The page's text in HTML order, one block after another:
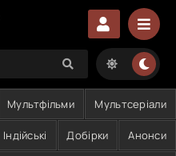
Мультфільми Мультсеріали
Індійські Добірки Анонси